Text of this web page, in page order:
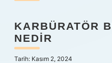
KARBÜRATÖR
NEDIR
Tarih: Kasım 2, 2024